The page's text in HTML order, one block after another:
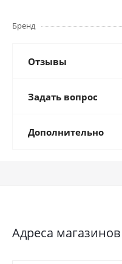
Бренд
Отзывы
Задать вопрос
Дополнительно
Адреса магазинов